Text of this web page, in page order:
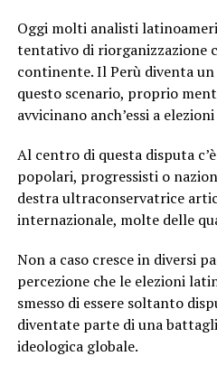
Oggi molti analisti
tentativo di riorganizzazione
continente. Il Perù diventa
questo scenario, proprio
avvicinano anch’essi a
Al centro di questa disputa
popolari, progressisti o
destra ultraconservatrice
internazionale, molte delle
Non a caso cresce in diversi
percezione che le elezioni
smesso di essere soltanto
diventate parte di una
ideologica globale.